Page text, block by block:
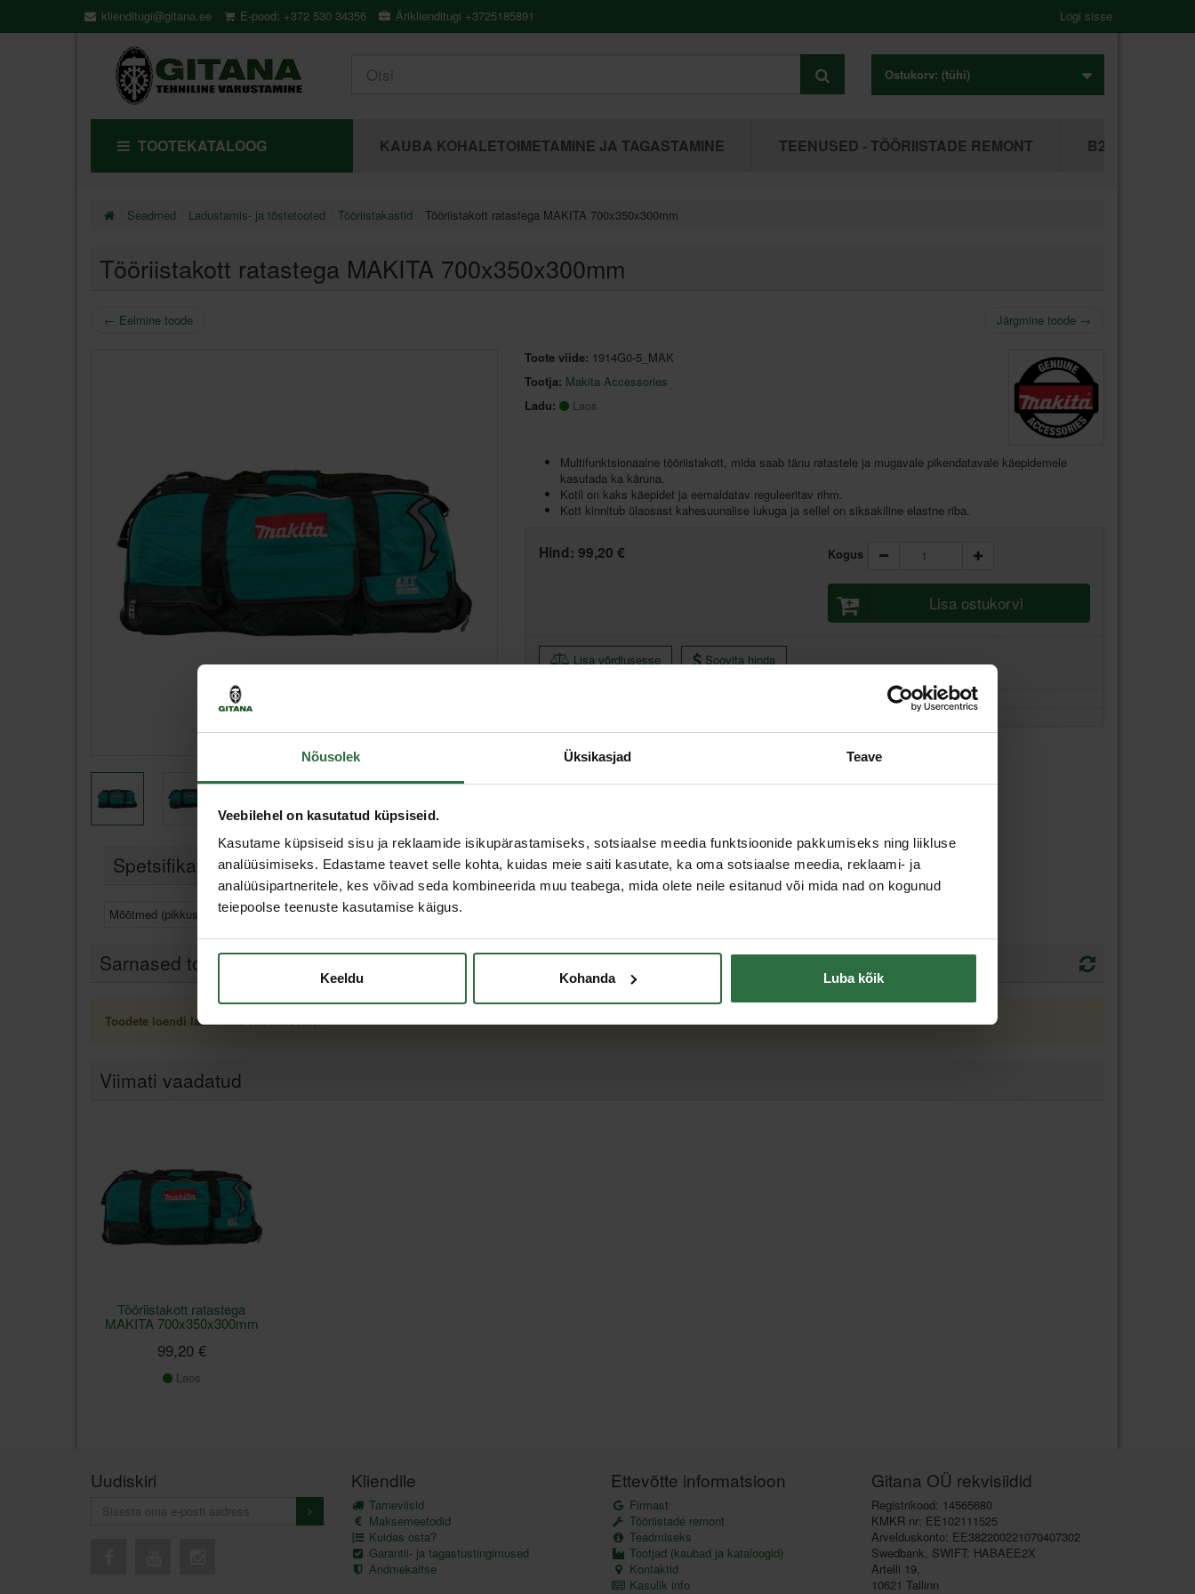
Nõusolek Üksikasjad Teave
Veebilehel on kasutatud küpsiseid.
Kasutame küpsiseid sisu ja reklaamide isikupärastamiseks, sotsiaalse meedia funktsioonide pakkumiseks ning liikluse
analüüsimiseks. Edastame teavet selle kohta, kuidas meie saiti kasutate, ka oma sotsiaalse meedia, reklaami- ja
analüüsipartneritele, kes võivad seda kombineerida muu teabega, mida olete neile esitanud või mida nad on kogunud
teiepoolse teenuste kasutamise käigus.
Keeldu Kohanda Luba kõik
klienditugi@gitana.ee E-pood: +372 530 34356 Äriklienditugi +3725185891 Logi sisse
Ostukorv: (tühi)
TOOTEKATALOOG KAUBA KOHALETOIMETAMINE JA TAGASTAMINE TEENUSED - TÖÖRIISTADE REMONT B2B
Seadmed Ladustamis- ja tõstetooted Tööriistakastid Tööriistakott ratastega MAKITA 700x350x300mm
Tööriistakott ratastega MAKITA 700x350x300mm
← Eelmine toode Järgmine toode →
Toote viide: 1914G0-5_MAK
Tootja: Makita Accessories
Ladu:
Laos
Multifunktsionaalne tööriistakott, mida saab tänu ratastele ja mugavale pikendatavale käepidemele
kasutada ka käruna.
Kotil on kaks käepidet ja eemaldatav reguleeritav rihm.
Kott kinnitub ülaosast kahesuunalise lukuga ja sellel on siksakiline elastne riba.
Hind: 99,20 € Kogus
Lisa ostukorvi
Lisa võrdlusesse Soovita hinda
Tallinn pood, Artelli 19, Tallinn
Põhiladu, (eeldatav tarne, 2-4 tööpäeva)
Muud laod, (eeldatav tarne, 3-6 tööpäeva)
Spetsifikatsioon
Mõõtmed (pikkus x sügavus x kõrgus) 700 x 350 x 300mm
Sarnased tooted
Toodete loendi laadimine ebaõnnestus.
Viimati vaadatud
Tööriistakott ratastega
MAKITA 700x350x300mm
99,20 €
Laos
Uudiskiri Kliendile
Tarneviisid
Maksemeetodid
Kuidas osta?
Garantii- ja tagastustingimused
Andmekaitse
Ettevõtte informatsioon
Firmast
Tööriistade remont
Teadmiseks
Tootjad (kaubad ja kataloogid)
Kontaktid
Kasulik info
Gitana OÜ rekvisiidid
Registrikood: 14565680
KMKR nr: EE102111525
Arvelduskonto: EE382200221070407302
Swedbank, SWIFT: HABAEE2X
Artelli 19,
10621 Tallinn